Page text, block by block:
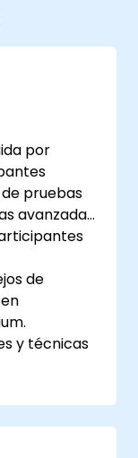
por
pruebas
avanzadas
de
y técnicas
la